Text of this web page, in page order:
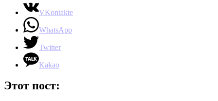
VKontakte
WhatsApp
Twitter
Kakao
Этот пост: